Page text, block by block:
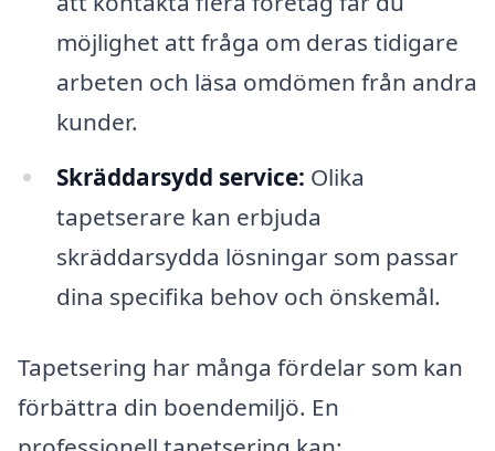
möjlighet att fråga om deras tidigare
arbeten och läsa omdömen från andra
kunder.
Skräddarsydd service: Olika
tapetserare kan erbjuda
skräddarsydda lösningar som passar
dina specifika behov och önskemål.
Tapetsering har många fördelar som kan
förbättra din boendemiljö. En